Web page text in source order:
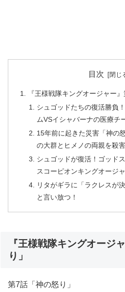
目次
『王様戦隊キングオージャー
シュゴッドたちの復活勝負
ムVSイシャバーナの医療チ
15年前に起きた災害「神の
の大群とヒメノの両親を殺
シュゴッドが復活！ゴッド
スコーピオンキングオージャ
リタがギラに「ラクレスが
と言い放つ！
『王様戦隊キングオージ
り」
第7話「神の怒り」